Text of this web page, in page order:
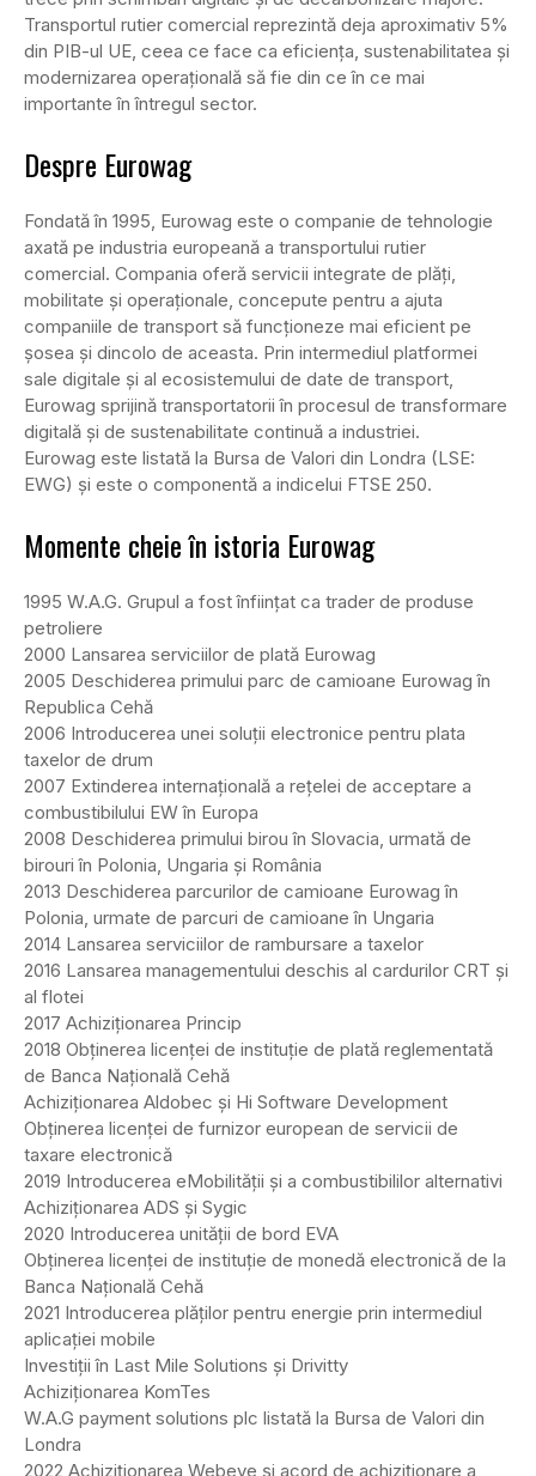
Transportul rutier comercial reprezintă deja aproximativ 5%
din PIB-ul UE, ceea ce face ca eficiența, sustenabilitatea și
modernizarea operațională să fie din ce în ce mai
importante în întregul sector.
Despre Eurowag
Fondată în 1995, Eurowag este o companie de tehnologie
axată pe industria europeană a transportului rutier
comercial. Compania oferă servicii integrate de plăți,
mobilitate și operaționale, concepute pentru a ajuta
companiile de transport să funcționeze mai eficient pe
șosea și dincolo de aceasta. Prin intermediul platformei
sale digitale și al ecosistemului de date de transport,
Eurowag sprijină transportatorii în procesul de transformare
digitală și de sustenabilitate continuă a industriei.
Eurowag este listată la Bursa de Valori din Londra (LSE:
EWG) și este o componentă a indicelui FTSE 250.
Momente cheie în istoria Eurowag
1995 W.A.G. Grupul a fost înființat ca trader de produse
petroliere
2000 Lansarea serviciilor de plată Eurowag
2005 Deschiderea primului parc de camioane Eurowag în
Republica Cehă
2006 Introducerea unei soluții electronice pentru plata
taxelor de drum
2007 Extinderea internațională a rețelei de acceptare a
combustibilului EW în Europa
2008 Deschiderea primului birou în Slovacia, urmată de
birouri în Polonia, Ungaria și România
2013 Deschiderea parcurilor de camioane Eurowag în
Polonia, urmate de parcuri de camioane în Ungaria
2014 Lansarea serviciilor de rambursare a taxelor
2016 Lansarea managementului deschis al cardurilor CRT și
al flotei
2017 Achiziționarea Princip
2018 Obținerea licenței de instituție de plată reglementată
de Banca Națională Cehă
Achiziționarea Aldobec și Hi Software Development
Obținerea licenței de furnizor european de servicii de
taxare electronică
2019 Introducerea eMobilității și a combustibililor alternativi
Achiziționarea ADS și Sygic
2020 Introducerea unității de bord EVA
Obținerea licenței de instituție de monedă electronică de la
Banca Națională Cehă
2021 Introducerea plăților pentru energie prin intermediul
aplicației mobile
Investiții în Last Mile Solutions și Drivitty
Achiziționarea KomTes
W.A.G payment solutions plc listată la Bursa de Valori din
Londra
2022 Achiziționarea Webeye și acord de achiziționare a